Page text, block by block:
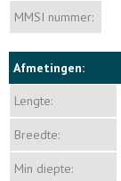
MMSI nummer:
Afmetingen:
Lengte:
Breedte:
Min diepte: